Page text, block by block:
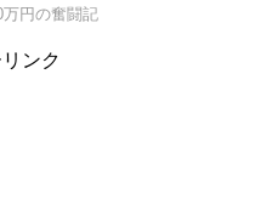
円の奮闘記
ンク